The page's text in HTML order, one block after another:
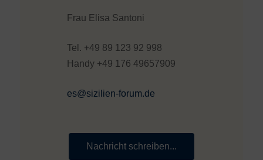
Frau Elisa Santoni
Tel. +49 89 123 92 998
Handy +49 176 49657909
es@sizilien-forum.de
Nachricht schreiben...